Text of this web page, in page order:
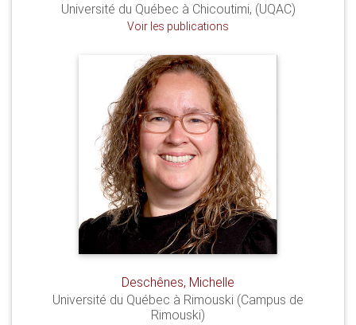
Université du Québec à Chicoutimi, (UQAC)
Voir les publications
Deschênes, Michelle
Université du Québec à Rimouski (Campus de
Rimouski)